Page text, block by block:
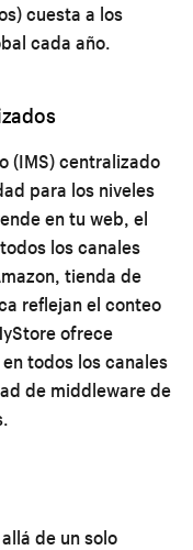
cuesta a los
cada año.
(IMS) centralizado
para los niveles
en tu web, el
los canales
tienda de
reflejan el conteo
ofrece
todos los canales
de middleware de
de un solo